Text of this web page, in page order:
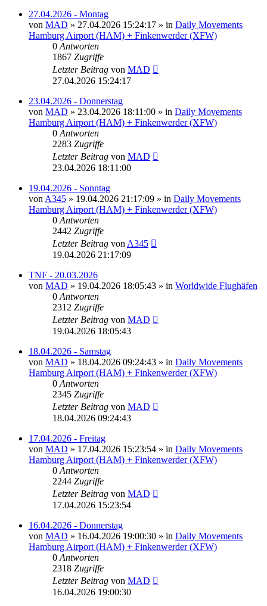
27.04.2026 - Montag
von MAD » 27.04.2026 15:24:17 » in Daily Movements
Hamburg Airport (HAM) + Finkenwerder (XFW)
0 Antworten
1867 Zugriffe
Letzter Beitrag von MAD
27.04.2026 15:24:17
23.04.2026 - Donnerstag
von MAD » 23.04.2026 18:11:00 » in Daily Movements
Hamburg Airport (HAM) + Finkenwerder (XFW)
0 Antworten
2283 Zugriffe
Letzter Beitrag von MAD
23.04.2026 18:11:00
19.04.2026 - Sonntag
von A345 » 19.04.2026 21:17:09 » in Daily Movements
Hamburg Airport (HAM) + Finkenwerder (XFW)
0 Antworten
2442 Zugriffe
Letzter Beitrag von A345
19.04.2026 21:17:09
TNF - 20.03.2026
von MAD » 19.04.2026 18:05:43 » in Worldwide Flughäfen
0 Antworten
2312 Zugriffe
Letzter Beitrag von MAD
19.04.2026 18:05:43
18.04.2026 - Samstag
von MAD » 18.04.2026 09:24:43 » in Daily Movements
Hamburg Airport (HAM) + Finkenwerder (XFW)
0 Antworten
2345 Zugriffe
Letzter Beitrag von MAD
18.04.2026 09:24:43
17.04.2026 - Freitag
von MAD » 17.04.2026 15:23:54 » in Daily Movements
Hamburg Airport (HAM) + Finkenwerder (XFW)
0 Antworten
2244 Zugriffe
Letzter Beitrag von MAD
17.04.2026 15:23:54
16.04.2026 - Donnerstag
von MAD » 16.04.2026 19:00:30 » in Daily Movements
Hamburg Airport (HAM) + Finkenwerder (XFW)
0 Antworten
2318 Zugriffe
Letzter Beitrag von MAD
16.04.2026 19:00:30